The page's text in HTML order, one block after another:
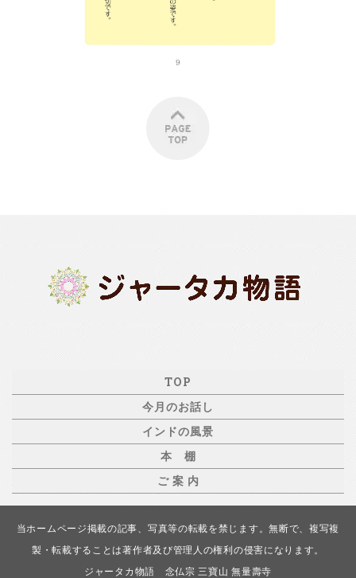
TOP
今月のお話し
インドの風景
本 棚
ご 案 内
当ホームページ掲載の記事、写真等の転載を禁じます。無断で、複写複
製・転載することは著作者及び管理人の権利の侵害になります。
ジャータカ物語 念仏宗 三寶山 無量壽寺